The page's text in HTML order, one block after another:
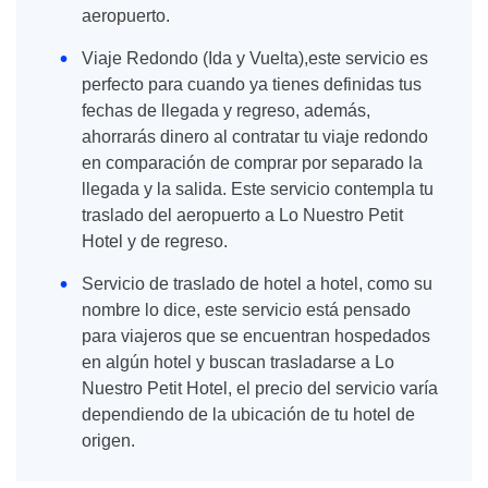
aeropuerto.
Viaje Redondo (Ida y Vuelta),este servicio es
perfecto para cuando ya tienes definidas tus
fechas de llegada y regreso, además,
ahorrarás dinero al contratar tu viaje redondo
en comparación de comprar por separado la
llegada y la salida. Este servicio contempla tu
traslado del aeropuerto a Lo Nuestro Petit
Hotel y de regreso.
Servicio de traslado de hotel a hotel, como su
nombre lo dice, este servicio está pensado
para viajeros que se encuentran hospedados
en algún hotel y buscan trasladarse a Lo
Nuestro Petit Hotel, el precio del servicio varía
dependiendo de la ubicación de tu hotel de
origen.